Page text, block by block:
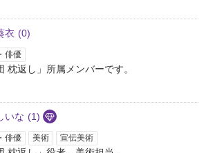
衣 (0)
俳優
枕返し」所属メンバーです。
いな (1)
俳優 美術 宣伝美術